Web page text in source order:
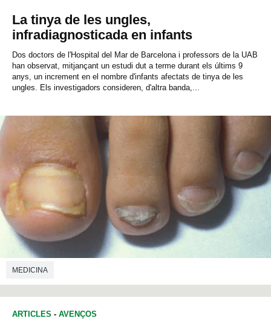
La tinya de les ungles,
infradiagnosticada en infants
Dos doctors de l'Hospital del Mar de Barcelona i professors de la UAB
han observat, mitjançant un estudi dut a terme durant els últims 9
anys, un increment en el nombre d'infants afectats de tinya de les
ungles. Els investigadors consideren, d'altra banda,...
MEDICINA
ARTICLES - AVENÇOS